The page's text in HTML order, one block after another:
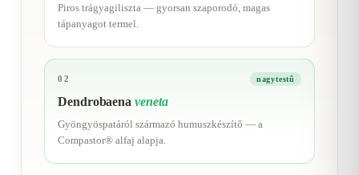
Piros trágyagiliszta — gyorsan szaporodó, magas
tápanyagot termel.
02 nagytestű
Dendrobaenaveneta
Gyöngyöspatáról származó humuszkészítő — a
Compastor® alfaj alapja.